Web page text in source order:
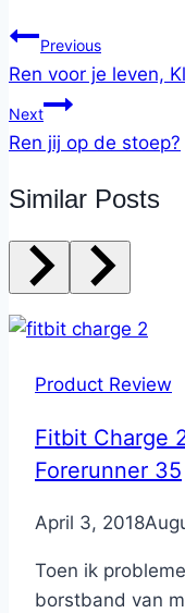
Previous
Ren voor je leven,
Next
Ren jij op de stoep?
Similar Posts
Product Review
Fitbit Charge
Forerunner 35
ByNicole
April 3, 2018
Toen ik
borstband van